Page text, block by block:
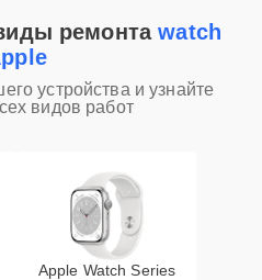
ремонтаwatch
устройства и узнайте
видов работ
Apple Watch Series